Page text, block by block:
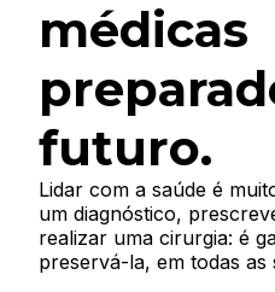
médicas
futuro.
Lidar com a saúde é
um diagnóstico,
realizar uma cirurgia: é
preservá-la, em todas as